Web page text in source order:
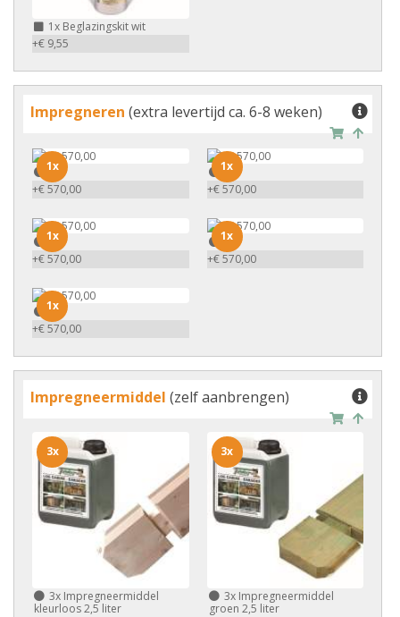
1x Beglazingskit wit
+€ 9,55
Impregneren (extra levertijd ca. 6-8 weken)
1x
+€ 570,00
1x
1x
+€ 570,00
1x
1x
+€ 570,00
1x
1x
+€ 570,00
1x
1x
+€ 570,00
1x
Impregneermiddel (zelf aanbrengen)
3x Impregneermiddel
kleurloos 2,5 liter
3x
3xImpregneermiddel
groen 2,5 liter
3x